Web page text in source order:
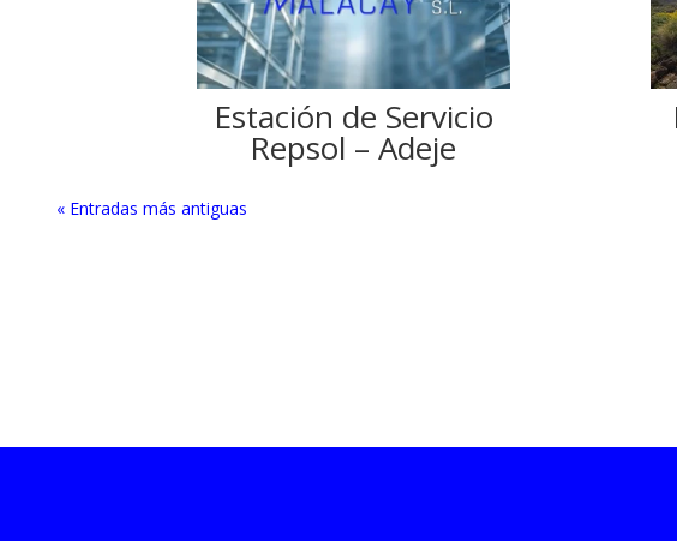
Estación de Servicio
Repsol – Adeje
« Entradas más antiguas